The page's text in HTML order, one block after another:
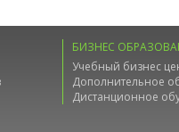
БИЗНЕС
Учебный бизнес
Дополнительное
Дистанционное